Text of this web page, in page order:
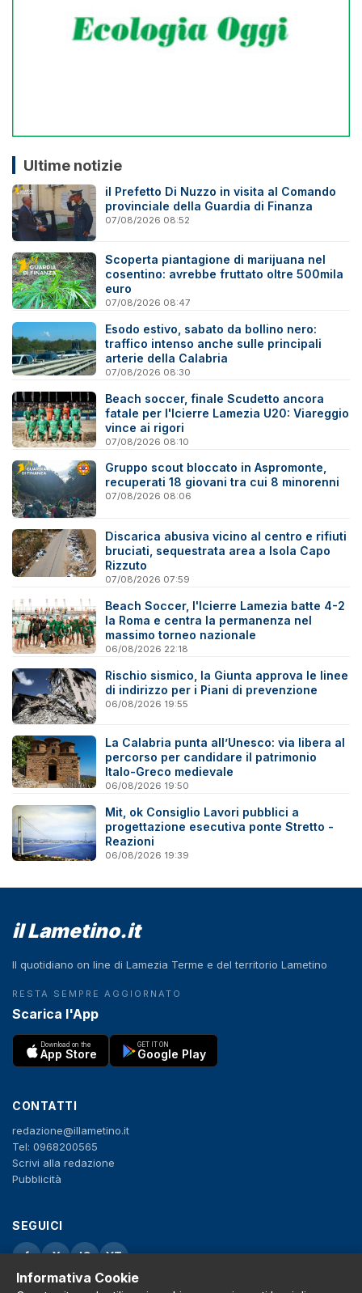
Ultime notizie
il Prefetto Di Nuzzo in visita al Comando
provinciale della Guardia di Finanza
07/08/2026 08:52
Scoperta piantagione di marijuana nel
cosentino: avrebbe fruttato oltre 500mila
euro
07/08/2026 08:47
Esodo estivo, sabato da bollino nero:
traffico intenso anche sulle principali
arterie della Calabria
07/08/2026 08:30
Beach soccer, finale Scudetto ancora
fatale per l'Icierre Lamezia U20: Viareggio
vince ai rigori
07/08/2026 08:10
Gruppo scout bloccato in Aspromonte,
recuperati 18 giovani tra cui 8 minorenni
07/08/2026 08:06
Discarica abusiva vicino al centro e rifiuti
bruciati, sequestrata area a Isola Capo
Rizzuto
07/08/2026 07:59
Beach Soccer, l'Icierre Lamezia batte 4-2
la Roma e centra la permanenza nel
massimo torneo nazionale
06/08/2026 22:18
Rischio sismico, la Giunta approva le linee
di indirizzo per i Piani di prevenzione
06/08/2026 19:55
La Calabria punta all’Unesco: via libera al
percorso per candidare il patrimonio
Italo-Greco medievale
06/08/2026 19:50
Mit, ok Consiglio Lavori pubblici a
progettazione esecutiva ponte Stretto -
Reazioni
06/08/2026 19:39
il Lametino.it
Il quotidiano on line di Lamezia Terme e del territorio Lametino
RESTA SEMPRE AGGIORNATO
Scarica l'App
Download on the
App Store
GET IT ON
Google Play
CONTATTI
redazione@illametino.it
Tel: 0968200565
Scrivi alla redazione
Pubblicità
SEGUICI
f X IG YT
Informativa Cookie